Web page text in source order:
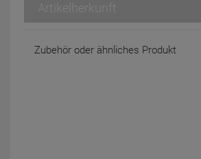
Artikelherkunft
Zubehör oder ähnliches Produkt